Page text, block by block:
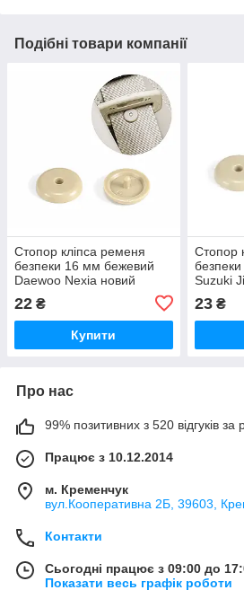
Подібні товари компанії
Стопор кліпса ременя
безпеки 16 мм бежевий
Daewoo Nexia новий
22 ₴
Купити
Стопор
Suzuki
23₴
Про нас
99% позитивних з 520 відгуків за
Працює з 10.12.2014
м. Кременчук
вул.Кооперативна 2Б, 39603,
Контакти
Сьогодні працює з 09:00 до
Показати весь графік роботи